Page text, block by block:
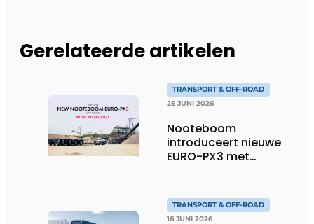
Gerelateerde artikelen
TRANSPORT & OFF-ROAD
25 JUNI 2026
Nooteboom
introduceert nieuwe
EURO-PX3 met
flexibiliteit in speciaal
transport
TRANSPORT & OFF-ROAD
16 JUNI 2026